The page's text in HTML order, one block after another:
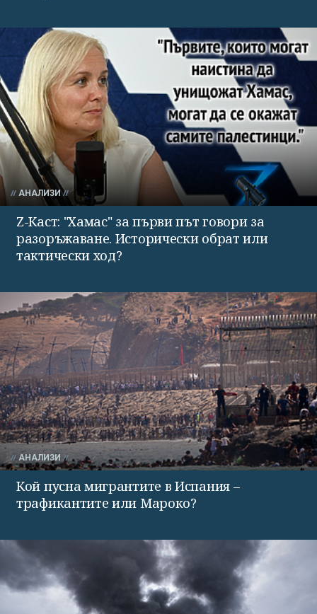
АНАЛИЗИ
Z-Каст: "Хамас" за първи път говори за
разоръжаване. Исторически обрат или
тактически ход?
АНАЛИЗИ
Кой пусна мигрантите в Испания –
трафикантите или Мароко?